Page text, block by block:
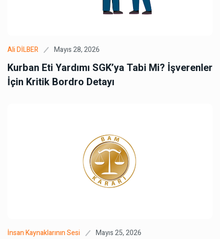
Ali DİLBER Mayıs 28, 2026
Kurban Eti Yardımı SGK’ya Tabi Mi? İşverenler
İçin Kritik Bordro Detayı
İnsan Kaynaklarının Sesi Mayıs 25, 2026